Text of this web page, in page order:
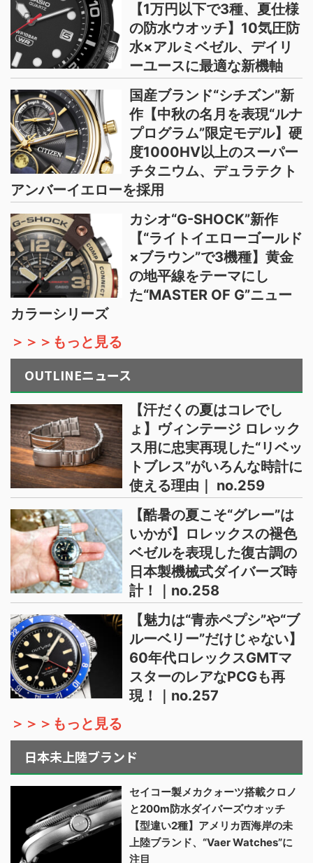
【1万円以下で3種、夏仕様
の防水ウオッチ】10気圧防
水×アルミベゼル、デイリ
ーユースに最適な新機軸
国産ブランド“シチズン”新
作【中秋の名月を表現“ルナ
プログラム”限定モデル】硬
度1000HV以上のスーパー
チタニウム、デュラテクト
アンバーイエローを採用
カシオ“G-SHOCK”新作
【“ライトイエローゴールド
×ブラウン”で3機種】黄金
の地平線をテーマにし
た“MASTER OF G”ニュー
カラーシリーズ
＞＞＞もっと見る
OUTLINEニュース
【汗だくの夏はコレでし
ょ】ヴィンテージ ロレック
ス用に忠実再現した“リベッ
トブレス”がいろんな時計に
使える理由｜ no.259
【酷暑の夏こそ“グレー”は
いかが】ロレックスの褪色
ベゼルを表現した復古調の
日本製機械式ダイバーズ時
計！｜no.258
【魅力は“青赤ペプシ”や“ブ
ルーベリー”だけじゃない】
60年代ロレックスGMTマ
スターのレアなPCGも再
現！｜no.257
＞＞＞もっと見る
日本未上陸ブランド
セイコー製メカクォーツ搭載クロノ
と200m防水ダイバーズウオッチ
【型違い2種】アメリカ西海岸の未
上陸ブランド、“Vaer Watches”に
注目